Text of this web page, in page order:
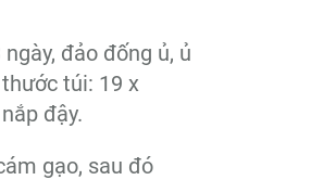
đảo đống ủ, ủ
túi: 19 x
đậy.
gạo, sau đó